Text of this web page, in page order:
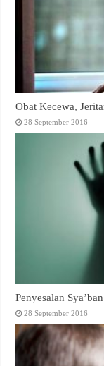
Obat Kecewa,
28 September 2016
Penyesalan
28 September 2016